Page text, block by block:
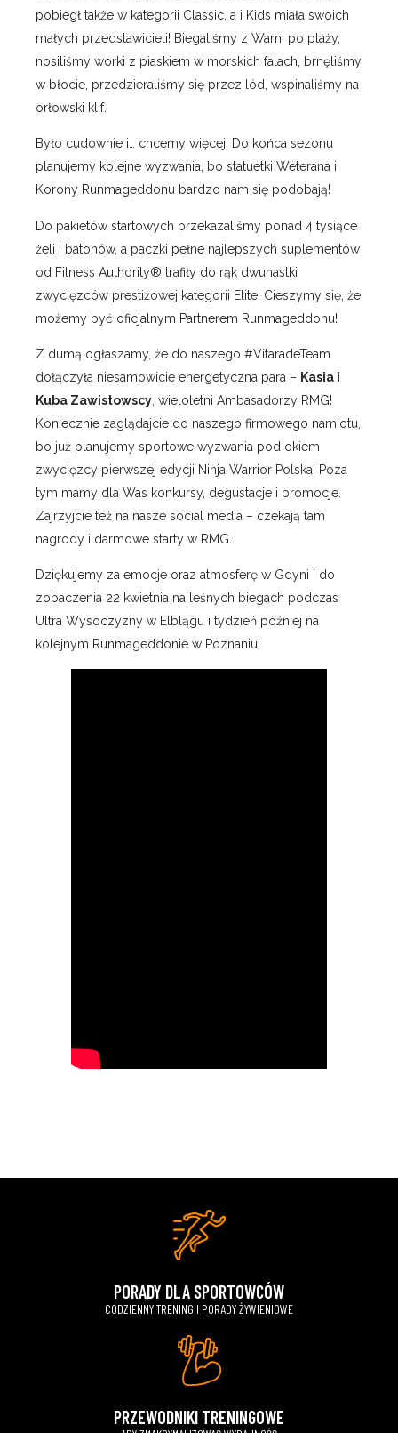
pobiegł także w kategorii Classic, a i Kids miała swoich
małych przedstawicieli! Biegaliśmy z Wami po plaży,
nosiliśmy worki z piaskiem w morskich falach, brnęliśmy
w błocie, przedzieraliśmy się przez lód, wspinaliśmy na
orłowski klif.
Było cudownie i… chcemy więcej! Do końca sezonu
planujemy kolejne wyzwania, bo statuetki Weterana i
Korony Runmageddonu bardzo nam się podobają!
Do pakietów startowych przekazaliśmy ponad 4 tysiące
żeli i batonów, a paczki pełne najlepszych suplementów
od Fitness Authority® trafiły do rąk dwunastki
zwycięzców prestiżowej kategorii Elite. Cieszymy się, że
możemy być oficjalnym Partnerem Runmageddonu!
Z dumą ogłaszamy, że do naszego #VitaradeTeam
dołączyła niesamowicie energetyczna para – Kasia i
Kuba Zawistowscy , wieloletni Ambasadorzy RMG!
Koniecznie zaglądajcie do naszego firmowego namiotu,
bo już planujemy sportowe wyzwania pod okiem
zwycięzcy pierwszej edycji Ninja Warrior Polska! Poza
tym mamy dla Was konkursy, degustacje i promocje.
Zajrzyjcie też na nasze social media – czekają tam
nagrody i darmowe starty w RMG.
Dziękujemy za emocje oraz atmosferę w Gdyni i do
zobaczenia 22 kwietnia na leśnych biegach podczas
Ultra Wysoczyzny w Elblągu i tydzień później na
kolejnym Runmageddonie w Poznaniu!
PORADY DLA SPORTOWCÓW
CODZIENNY TRENING I PORADY ŻYWIENIOWE
PRZEWODNIKI TRENINGOWE